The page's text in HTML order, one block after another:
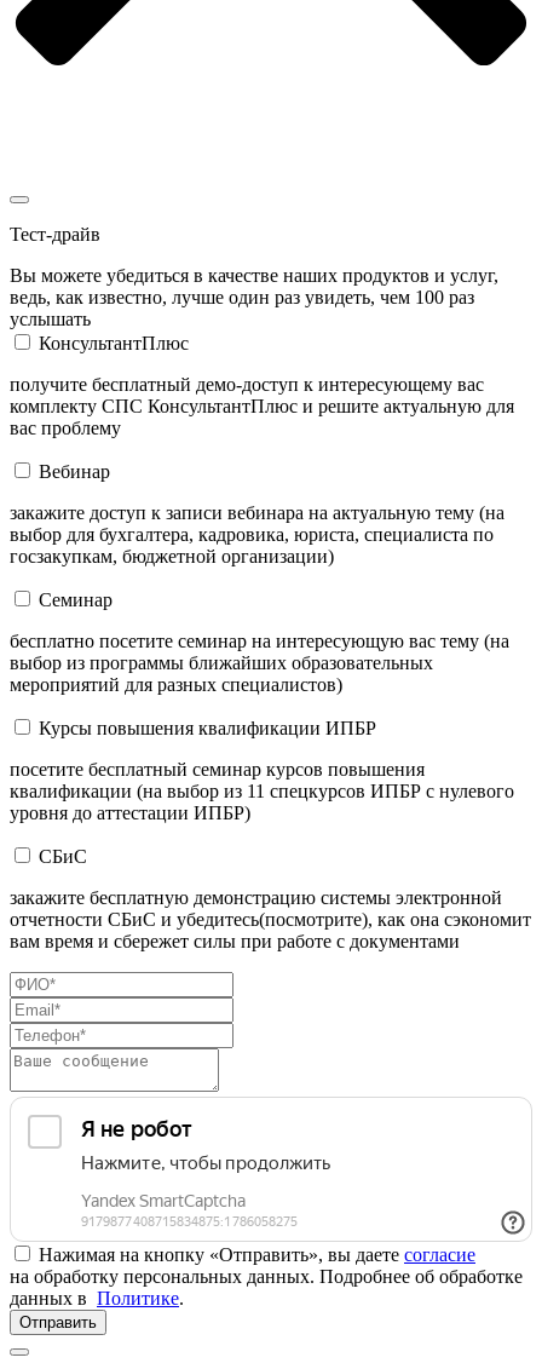
Тест-драйв
Вы можете убедиться в качестве наших продуктов и услуг,
ведь, как известно, лучше один раз увидеть, чем 100 раз
услышать
КонсультантПлюс
получите бесплатный демо-доступ к интересующему вас
комплекту СПС КонсультантПлюс и решите актуальную для
вас проблему
Вебинар
закажите доступ к записи вебинара на актуальную тему (на
выбор для бухгалтера, кадровика, юриста, специалиста по
госзакупкам, бюджетной организации)
Семинар
бесплатно посетите семинар на интересующую вас тему (на
выбор из программы ближайших образовательных
мероприятий для разных специалистов)
Курсы повышения квалификации ИПБР
посетите бесплатный семинар курсов повышения
квалификации (на выбор из 11 спецкурсов ИПБР с нулевого
уровня до аттестации ИПБР)
СБиС
закажите бесплатную демонстрацию системы электронной
отчетности СБиС и убедитесь(посмотрите), как она сэкономит
вам время и сбережет силы при работе с документами
Нажимая на кнопку «Отправить», вы даете согласие
на обработку персональных данных. Подробнее об обработке
данных в Политике.
Отправить